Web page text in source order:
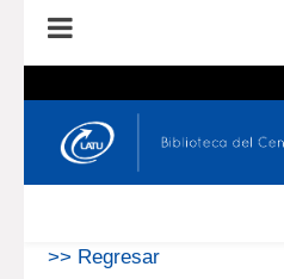
En el catálogo
>> Regresar